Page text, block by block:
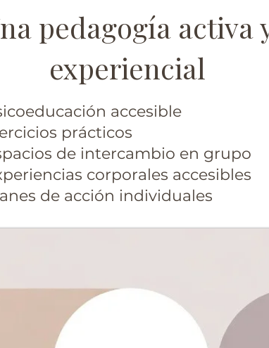
pedagogía activa
experiencial
accesible
prácticos
de intercambio en grupo
corporales accesibles
de acción individuales